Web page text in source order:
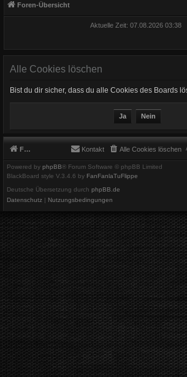
Foren-Übersicht
Aktuelle Zeit: 07.08.2026 03:38
Alle Cookies löschen
Bist du dir sicher, dass du alle Cookies des Boards
Foren-Übersicht Alle Cookies löschen
Kontakt
Powered by phpBB® Forum Software © phpBB Limited
BlackBoard style V.3.4.6 by FanFanlaTuFlippe
Deutsche Übersetzung durch phpBB.de
Datenschutz | Nutzungsbedingungen